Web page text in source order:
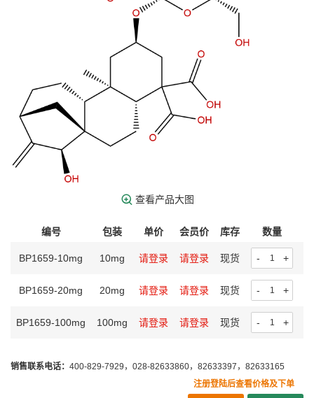
查看产品大图
编号 包装 单价 会员价 库存 数量
BP1659-10mg 10mg 请登录 请登录 现货 - +
BP1659-20mg 20mg 请登录 请登录 现货 - +
BP1659-100mg 100mg 请登录 请登录 现货 - +
销售联系电话： 400-829-7929，028-82633860，82633397，82633165
注册登陆后查看价格及下单